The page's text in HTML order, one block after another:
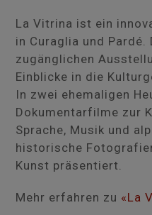
La Vitrina ist ein
in Curaglia und
zugänglichen
Einblicke in die
In zwei ehemaligen
Dokumentarfilme zur
Sprache, Musik und
historische
Kunst präsentiert.
Mehr erfahren zu «La